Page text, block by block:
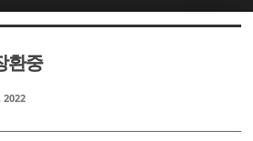
환중
2022 케치북5
케치북5